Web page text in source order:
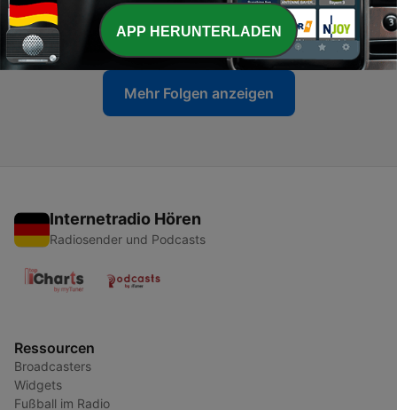
73 - How different is Quebec French?
14 Apr. 2026
Mehr Folgen anzeigen
Internetradio Hören
Radiosender und Podcasts
Ressourcen
Broadcasters
Widgets
Fußball im Radio
APP HERUNTERLADEN